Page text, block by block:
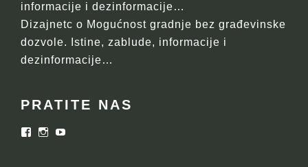
informacije i dezinformacije…
Dizajnetc o Mogućnost gradnje bez građevinske
dozvole. Istine, zablude, informacije i
dezinformacije…
PRATITE NAS
FacebookInstagram